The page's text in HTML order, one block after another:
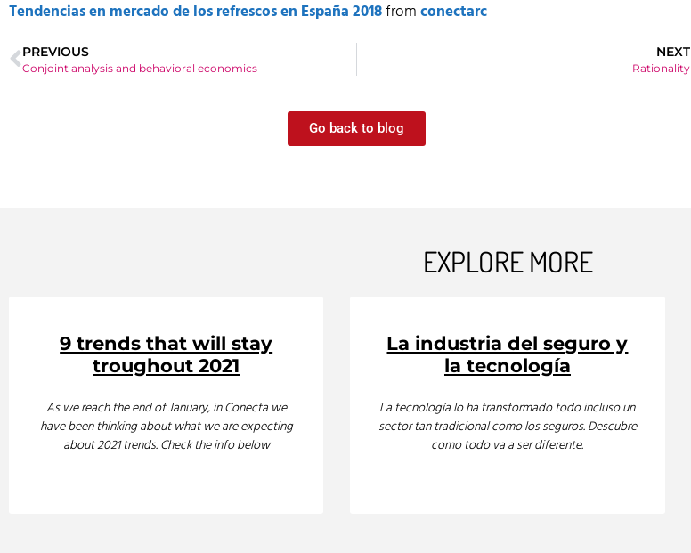
Tendencias en mercado de los refrescos en España 2018from conectarc
PREVIOUS
Conjoint analysis and behavioral economics
NEXT
Rationality
Go back to blog
EXPLORE MORE
9 trends that will stay
troughout 2021
As we reach the end of January, in Conecta we
have been thinking about what we are expecting
about 2021 trends. Check the info below
La industria del seguro y
la tecnología
La tecnología lo ha transformado todo incluso un
sector tan tradicional como los seguros. Descubre
como todo va a ser diferente.